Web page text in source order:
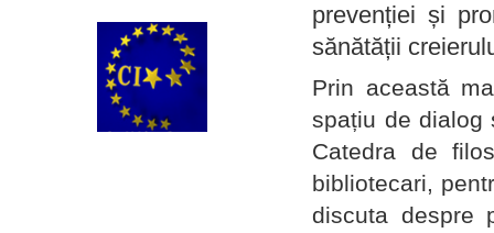
prevenției și
sănătății
Prin această
spațiu de dialog
Catedra de
bibliotecari,
discuta despre